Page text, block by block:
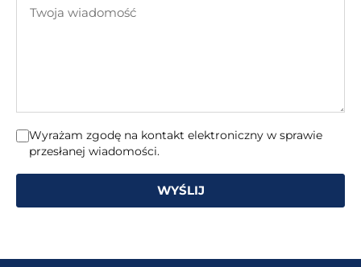
mail
wiadomość
Wyrażam zgodę na kontakt elektroniczny w sprawie
przesłanej wiadomości.
WYŚLIJ